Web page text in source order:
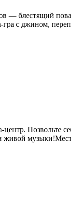
— блестящий
с джином,
Позвольте
живой